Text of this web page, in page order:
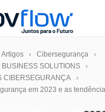
Artigos
Cibersegurança
BUSINESS SOLUTIONS
CIBERSEGURANÇA
em 2023 e as